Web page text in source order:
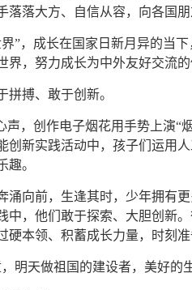
落落大方、自信从容，向各国
”，成长在国家日新月异的当
界，努力成长为中外友好交流
拼搏、敢于创新。
声，创作电子烟花用手势上演
创新实践活动中，孩子们运用
趣。
涌向前，生逢其时，少年拥有
中，他们敢于探索、大胆创新
硬本领、积蓄成长力量，时刻
明天做祖国的建设者，美好的